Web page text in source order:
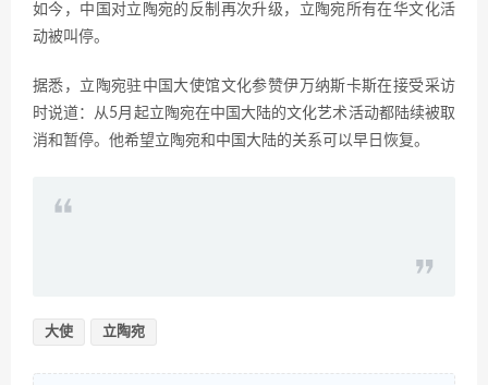
如今，中国对立陶宛的反制再次升级，立陶宛所有在华文化活
动被叫停。
据悉，立陶宛驻中国大使馆文化参赞伊万纳斯卡斯在接受采访
时说道：从5月起立陶宛在中国大陆的文化艺术活动都陆续被取
消和暂停。他希望立陶宛和中国大陆的关系可以早日恢复。
大使 立陶宛